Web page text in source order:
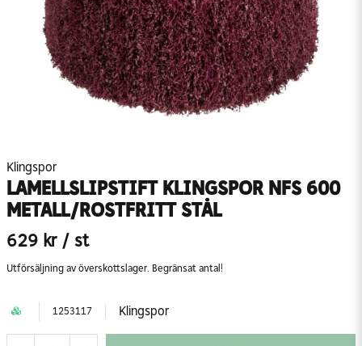
Klingspor
LAMELLSLIPSTIFT KLINGSPOR NFS 600
METALL/ROSTFRITT STÅL
629 kr / st
Utförsäljning av överskottslager. Begränsat antal!
1253117 Klingspor